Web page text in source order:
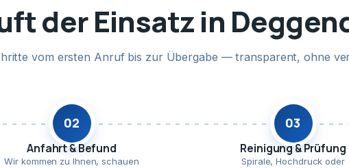
der Einsatz in
vom ersten Anruf bis zur Übergabe — transparent, ohne
02
Anfahrt & Befund
Wir kommen zu Ihnen, schauen
03
Reinigung & Prüfung
Spirale, Hochdruck oder